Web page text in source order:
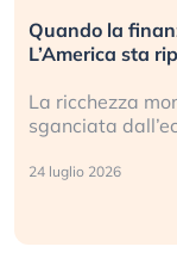
Quando la
L’America sta
La ricchezza
sganciata
24 luglio 2026